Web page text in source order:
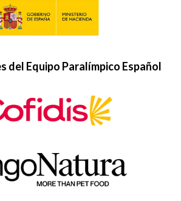
del Equipo Paralímpico Español